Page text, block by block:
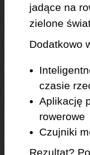
jadące na
zielone
Dodatkowo
czasie
Aplikację
rowerowe
Czujniki
Rezultat?